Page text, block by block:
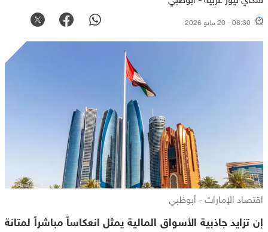
06:30 - 20 مايو 2026
اقتصاد الإمارات - أبوظبي
إن تزايد جاذبية الأسواق المالية يمثل انعكاساً مباشراً لمتانة